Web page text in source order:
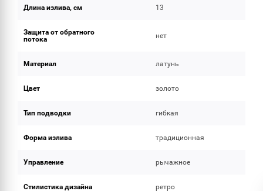
Длина излива, см 13
Защита от обратного
потока
нет
Материал латунь
Цвет золото
Тип подводки гибкая
Форма излива традиционная
Управление рычажное
Стилистика дизайна ретро